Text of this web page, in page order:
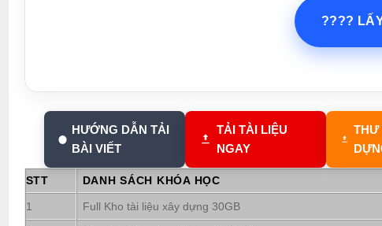
????
HƯỚNG DẪN TẢI
BÀI VIẾT
TẢI TÀI LIỆU
NGAY
THƯ
STT DANH SÁCH KHÓA HỌC
1 Full Kho tài liệu xây dựng 30GB